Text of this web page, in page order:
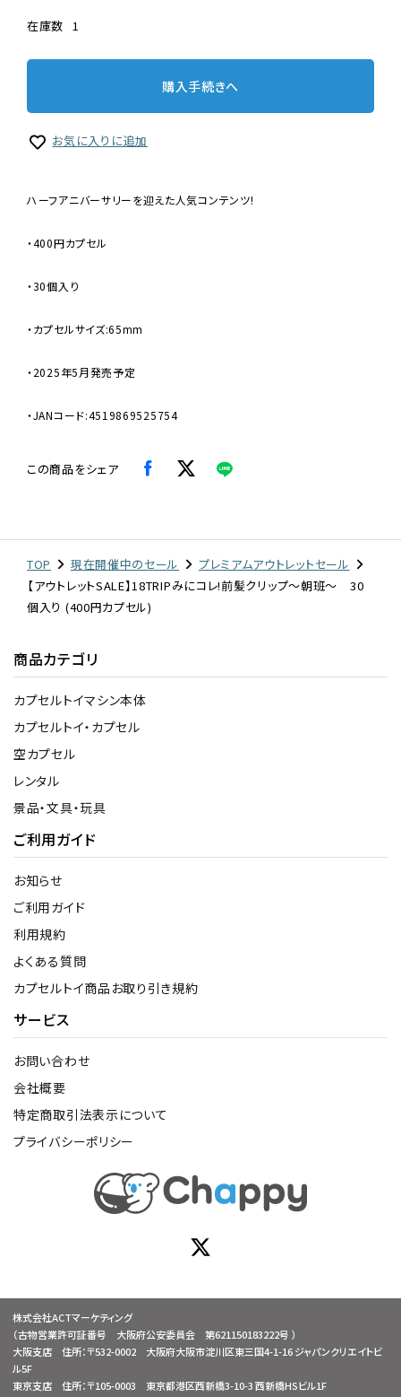
在庫数 1
購入手続きへ
お気に入りに追加
ハーフアニバーサリーを迎えた人気コンテンツ!
・400円カプセル
・30個入り
・カプセルサイズ:65mm
・2025年5月発売予定
・JANコード:4519869525754
この商品をシェア
TOP 現在開催中のセール
プレミアムアウトレットセール
【アウトレットSALE】18TRIPみにコレ!前髪クリップ〜朝班〜 30
個入り (400円カプセル)
商品カテゴリ
カプセルトイマシン本体
カプセルトイ・カプセル
空カプセル
レンタル
景品・文具・玩具
ご利用ガイド
お知らせ
ご利用ガイド
利用規約
よくある質問
カプセルトイ商品お取り引き規約
サービス
お問い合わせ
会社概要
特定商取引法表示について
プライバシーポリシー
株式会社ACTマーケティング
（古物営業許可証番号 大阪府公安委員会 第621150183222号 ）
大阪支店 住所：〒532-0002 大阪府大阪市淀川区東三国4-1-16 ジャパンクリエイトビ
ル5F
東京支店 住所：〒105-0003 東京都港区西新橋3-10-3 西新橋HSビル1F